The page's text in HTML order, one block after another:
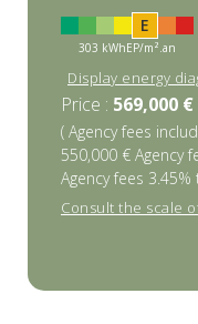
E
303 kWhEP/m².an
Display energy
Price : 569,000 €
( Agency fees
550,000 € Agency
Agency fees
Consult the scale